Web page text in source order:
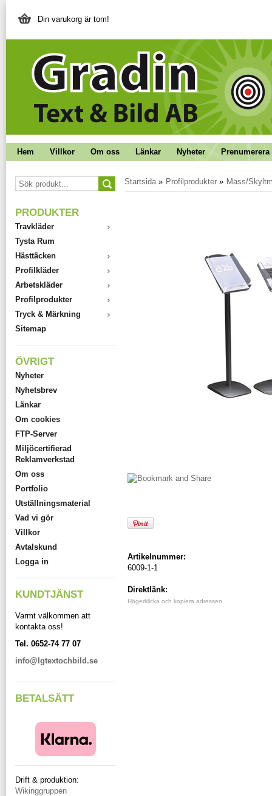
Din varukorg är tom!
Hem Villkor Om oss Länkar Nyheter
PRODUKTER
Travkläder
Tysta Rum
Hästtäcken
Profilkläder
Arbetskläder
Profilprodukter
Tryck & Märkning
Sitemap
ÖVRIGT
Nyheter
Nyhetsbrev
Länkar
Om cookies
FTP-Server
Miljöcertifierad
Reklamverkstad
Om oss
Portfolio
Utställningsmaterial
Vad vi gör
Villkor
Avtalskund
Logga in
KUNDTJÄNST
Varmt välkommen att
kontakta oss!
Tel. 0652-74 77 07
info@lgtextochbild.se
BETALSÄTT
Drift & produktion:
Wikinggruppen
Startsida» Profilprodukter » Mäss/
Artikelnummer:
6009-1-1
Direktlänk:
Högerklicka och kopiera adressen